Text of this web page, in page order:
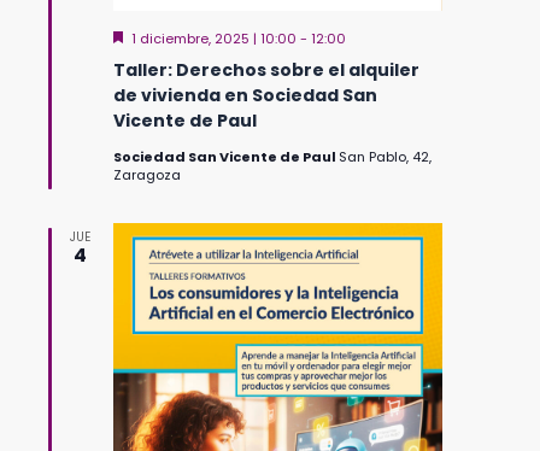
Taller: Derechos sobre el alquiler
de vivienda en Sociedad San
Vicente de Paul
Destacado
1 diciembre, 2025 | 10:00 - 12:00
Sociedad San Vicente de Paul San Pablo, 42,
Zaragoza
JUE
4